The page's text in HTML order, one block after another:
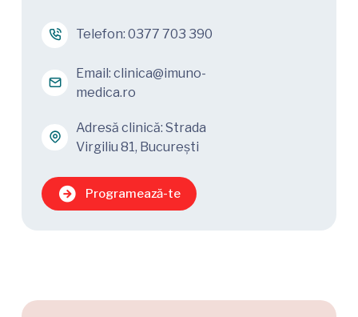
Telefon: 0377 703 390
Email: clinica@imuno-
medica.ro
Adresă clinică: Strada
Virgiliu 81, București
Programează-te